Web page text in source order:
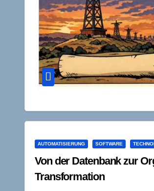
AUTOMATISIERUNG SOFTWARE
Von der Datenbank zur
Transformation